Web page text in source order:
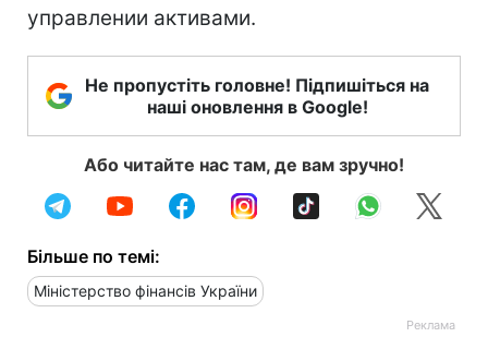
управлении активами.
Не пропустіть головне! Підпишіться на
наші оновлення в Google!
Або читайте нас там, де вам зручно!
Більше по темі:
Міністерство фінансів України